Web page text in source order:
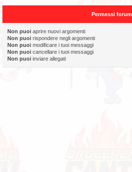
Permessi forum
Non puoi aprire nuovi argomenti
Non puoi rispondere negli argomenti
Non puoi modificare i tuoi messaggi
Non puoi cancellare i tuoi messaggi
Non puoi inviare allegati